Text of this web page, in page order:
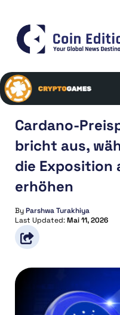
Cardano-
bricht aus,
die Exposition
erhöhen
ByParshwa Turakhiya
Last Updated:Mai 11, 2026